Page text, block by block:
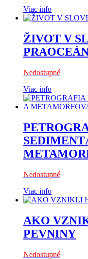
Viac info
ŽIVOT V
Nedostupné
Viac info
Nedostupné
Viac info
AKO
PEVNINY
Nedostupné